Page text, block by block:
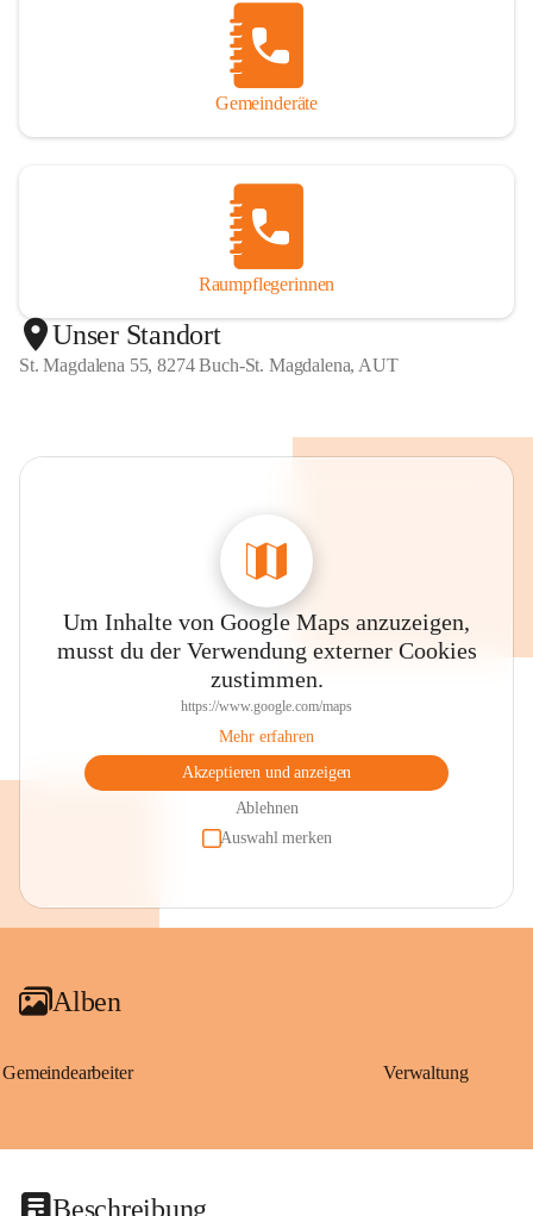
Gemeinderäte
Raumpflegerinnen
Unser Standort
St. Magdalena 55, 8274 Buch-St. Magdalena, AUT
Um Inhalte von Google Maps anzuzeigen,
musst du der Verwendung externer Cookies
zustimmen.
https://www.google.com/maps
Mehr erfahren
Akzeptieren und anzeigen
Ablehnen
Auswahl merken
Alben
Gemeindearbeiter Verwaltung
Beschreibung